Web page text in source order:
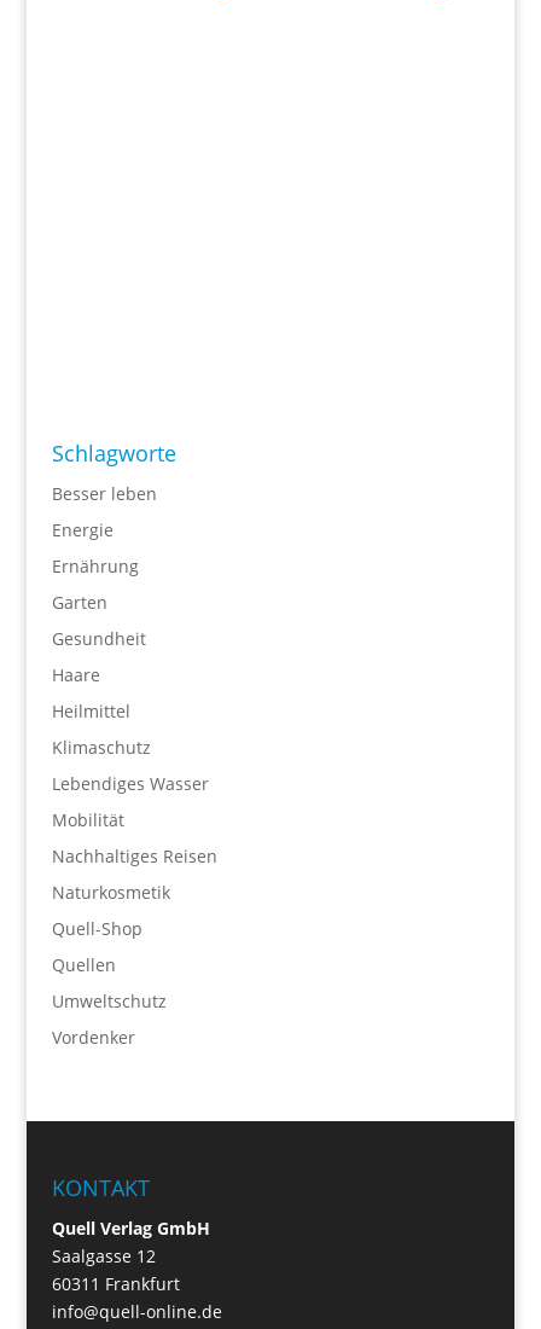
Schlagworte
Besser leben
Energie
Ernährung
Garten
Gesundheit
Haare
Heilmittel
Klimaschutz
Lebendiges Wasser
Mobilität
Nachhaltiges Reisen
Naturkosmetik
Quell-Shop
Quellen
Umweltschutz
Vordenker
KONTAKT
Quell Verlag GmbH
Saalgasse 12
60311 Frankfurt
info@quell-online.de